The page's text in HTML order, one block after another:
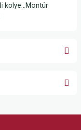
kolye…Montür